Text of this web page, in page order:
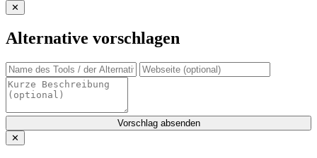
✕
Alternative vorschlagen
Vorschlag absenden
✕